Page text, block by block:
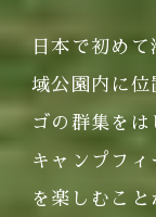
日本で初め
域公園内に位
ゴの群集を
キャンプフ
を楽しむこと